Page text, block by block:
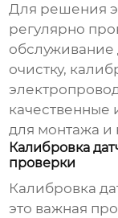
Для решения
регулярно
обслуживание
очистку,
качественные
для монтажа и
Калибровка
проверки
Калибровка
это важная